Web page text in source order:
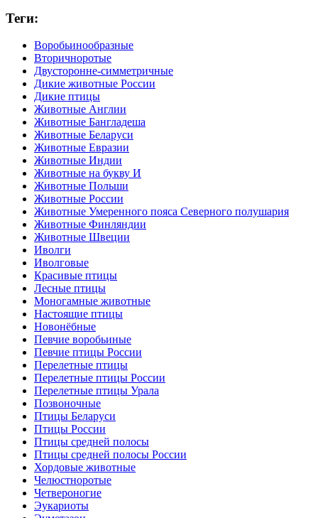
Теги:
Воробьинообразные
Вторичноротые
Двусторонне-симметричные
Дикие животные России
Дикие птицы
Животные Англии
Животные Бангладеша
Животные Беларуси
Животные Евразии
Животные Индии
Животные на букву И
Животные Польши
Животные России
Животные Умеренного пояса Северного полушария
Животные Финляндии
Животные Швеции
Иволги
Иволговые
Красивые птицы
Лесные птицы
Моногамные животные
Настоящие птицы
Новонёбные
Певчие воробьиные
Певчие птицы России
Перелетные птицы
Перелетные птицы России
Перелетные птицы Урала
Позвоночные
Птицы Беларуси
Птицы России
Птицы средней полосы
Птицы средней полосы России
Хордовые животные
Челюстноротые
Четвероногие
Эукариоты